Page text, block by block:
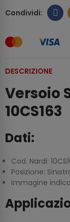
DESCRIZIONE
Versoio
10CS163
Dati:
Cod. Nardi:
Posizione:
Immagine